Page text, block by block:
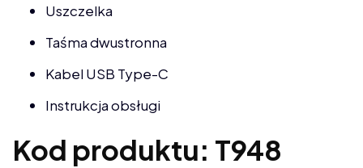
Uszczelka
Taśma dwustronna
Kabel USB Type-C
Instrukcja obsługi
Kod produktu: T948